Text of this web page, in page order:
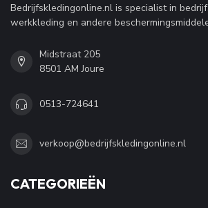
Bedrijfskledingonline.nl is specialist in
werkkleding en andere
Midstraat 205
8501 AM Joure
0513-724641
verkoop@bedrijfskledingonline.nl
CATEGORIEËN